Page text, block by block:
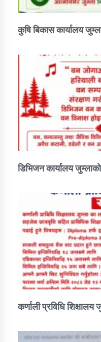
कुषि बिकास कार्यालय
डिभिजन कार्यालय
कर्णाली प्रविधि